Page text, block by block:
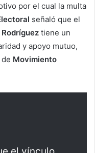
por el cual la multa
señaló que el
tiene un
y apoyo mutuo,
Movimiento